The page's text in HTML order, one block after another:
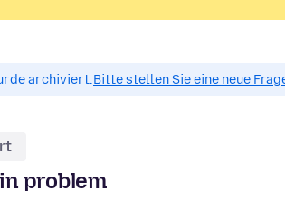
archiviert.Bitte stellen Sie eine neue
problem